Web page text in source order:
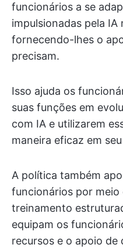
funcionários a se
impulsionadas pela IA
fornecendo-lhes o
precisam.
Isso ajuda os
suas funções em
com IA e utilizarem
maneira eficaz em
A política também
funcionários por meio
treinamento
equipam os
recursos e o apoio de